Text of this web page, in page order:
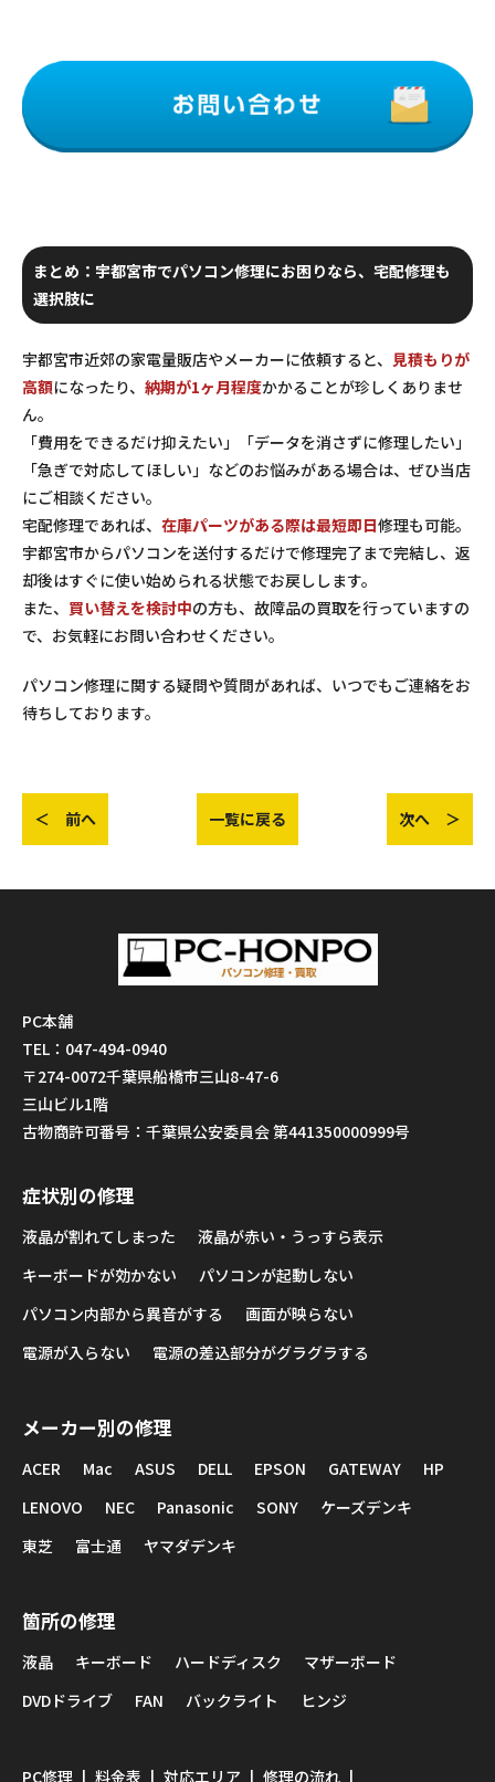
まとめ：宇都宮市でパソコン修理にお困りなら、宅配修理も
選択肢に
宇都宮市近郊の家電量販店やメーカーに依頼すると、 見積もりが
高額になったり、 納期が1ヶ月程度かかることが珍しくありませ
ん。
「費用をできるだけ抑えたい」「データを消さずに修理したい」
「急ぎで対応してほしい」などのお悩みがある場合は、ぜひ当店
にご相談ください。
宅配修理であれば、 在庫パーツがある際は最短即日修理も可能。
宇都宮市からパソコンを送付するだけで修理完了まで完結し、返
却後はすぐに使い始められる状態でお戻しします。
また、 買い替えを検討中の方も、故障品の買取を行っていますの
で、お気軽にお問い合わせください。
パソコン修理に関する疑問や質問があれば、いつでもご連絡をお
待ちしております。
＜ 前へ 一覧に戻る 次へ ＞
PC本舗
TEL：047-494-0940
〒274-0072千葉県船橋市三山8-47-6
三山ビル1階
古物商許可番号：千葉県公安委員会 第441350000999号
症状別の修理
液晶が割れてしまった
液晶が赤い・うっすら表示
キーボードが効かない
パソコンが起動しない
パソコン内部から異音がする
画面が映らない
電源が入らない
電源の差込部分がグラグラする
メーカー別の修理
ACER Mac ASUS DELL EPSON GATEWAY
HP
LENOVO
NEC Panasonic SONY
ケーズデンキ
東芝
富士通 ヤマダデンキ
箇所の修理
液晶 キーボード ハードディスク
マザーボード
DVDドライブ
FAN バックライト ヒンジ
PC修理 料金表 対応エリア 修理の流れ